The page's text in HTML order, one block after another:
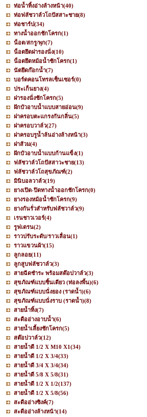
ท่อน้ำทิ้งอ่างล้างหน้า(40)
ท่อฟลัชวาล์วโถปัสสาะชาย(8)
ท่อชาร์ป(34)
ทางน้ำออกชักโครก(1)
น็อต/สกรู/พุก(7)
น็อตยึดฝารองนั่ง(10)
น็อตยึดหม้อน้ำชักโครก(1)
นัตยึดก๊อกน้ำ(7)
บอร์ดคอนโทรลเซ็นเซอร์(0)
ประเก็นยาง(4)
ฝารองนั่งชักโครก(5)
ฝักบัวอาบน้ำแบบสายอ่อน(9)
ฝาครอบตะแกรงกันกลิ่น(5)
ฝาครอบวาล์ว(27)
ฝาครอบรูน้ำล้นอ่างล้างหน้า(3)
ฝาส้วม(4)
ฝักบัวอาบน้ำแบบก้านแข็ง(1)
ฟลัชวาล์วโถปัสสาวะชาย(13)
ฟลัชวาล์วโถสุขภัณฑ์(2)
มินิบอลวาล์ว(19)
ยางเปิด-ปิดทางน้ำออกชักโครก(0)
ยางรองหม้อน้ำชักโครก(9)
ยางกันรั่วสำหรับฟลัชวาล์ว(9)
เรนชาวเวอร์(4)
รูฟเดรน(2)
ราวปรับระดับ/ราวเลื่อน(1)
ราวแขวนผ้า(15)
ลูกลอย(11)
ลูกสูบฟลัชวาล์ว(3)
สายฉีดชำระ พร้อมสต๊อปวาล์ว(3)
สุขภัณฑ์แบบชิ้นเดียว (ท่อลงพื้น)(6)
สุขภัณฑ์แบบนั่งยอง (ราดน้ำ)(6)
สุขภัณฑ์แบบนั่งราบ (ราดน้ำ)(8)
สายน้ำทิ้ง(7)
สะดืออ่างอาบน้ำ(6)
สายน้ำเลี้ยงชักโครก(5)
สต๊อปวาล์ว(12)
สายน้ำดี 1/2 X M10 X1(34)
สายน้ำดี 1/2 X 3/4(33)
สายน้ำดี 3/4 X 3/4(34)
สายน้ำดี 5/8 X 5/8(31)
สายน้ำดี 1/2 X 1/2(137)
สายน้ำดี 1/2 X 5/8(56)
สะดืออ่างซิงค์(7)
สะดืออ่างล้างหน้า(14)